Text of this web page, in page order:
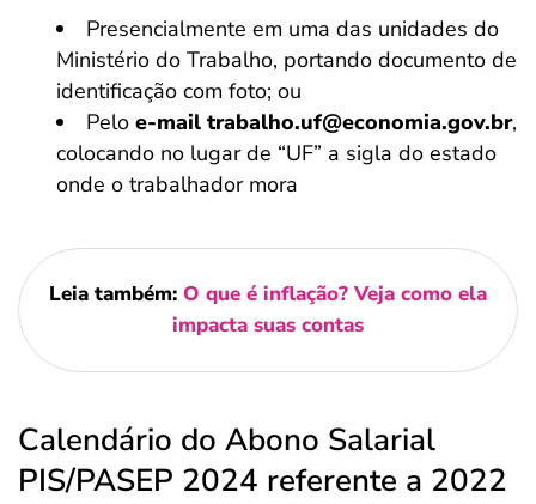
Presencialmente em uma das unidades do
Ministério do Trabalho, portando documento de
identificação com foto; ou
Pelo e-mail trabalho.uf@economia.gov.br,
colocando no lugar de “UF” a sigla do estado
onde o trabalhador mora
Leia também: O que é inflação? Veja como ela
impacta suas contas
Calendário do Abono Salarial
PIS/PASEP 2024 referente a 2022